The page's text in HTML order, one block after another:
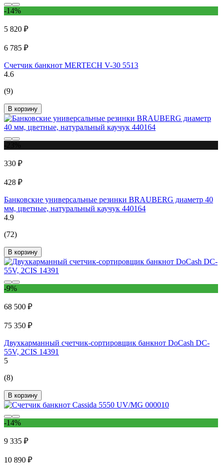
-14%
5 820 ₽
6 785 ₽
Счетчик банкнот MERTECH V-30 5513
4.6
(9)
В корзину
330 ₽
428 ₽
Банковские универсальные резинки BRAUBERG диаметр 40
мм, цветные, натуральный каучук 440164
4.9
(72)
В корзину
-9%
68 500 ₽
75 350 ₽
Двухкарманный счетчик-сортировщик банкнот DoCash DC-
55V, 2CIS 14391
5
(8)
В корзину
-14%
9 335 ₽
10 890 ₽